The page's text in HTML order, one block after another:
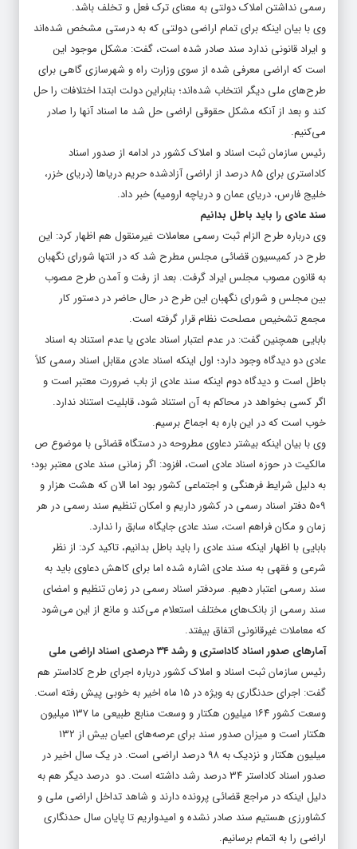
رسمی نداشتن املاک دولتی به معنای ترک فعل و تخلف باشد.
وی با بیان اینکه برای تمام اراضی دولتی که به ‌درستی مشخص شده‌اند
و ایراد قانونی ندارد سند صادر شده است، گفت: مشکل موجود این
است که اراضی معرفی شده از سوی وزارت راه و شهرسازی گاهی برای
طرح‌های ملی دیگر انتخاب شده‌اند؛ بنابراین دولت ابتدا اختلافات را حل
کند و بعد از آنکه مشکل حقوقی اراضی حل شد ما اسناد آنها را صادر
می‌کنیم.
رئیس سازمان ثبت اسناد و املاک کشور در ادامه از صدور اسناد
کاداستری برای ۸۵ درصد از اراضی آزادشده حریم‌ دریاها (دریای خزر،
خلیج فارس، دریای عمان و دریاچه ارومیه) خبر داد.
سند عادی را باید باطل بدانیم
وی درباره طرح الزام ثبت رسمی معاملات غیرمنقول هم اظهار کرد: این
طرح در کمیسیون قضائی مجلس مطرح شد که در انتها شورای نگهبان
به قانون مصوب مجلس ایراد گرفت. بعد از رفت و آمدن طرح مصوب
بین مجلس و شورای نگهبان این طرح در حال حاضر در دستور کار
مجمع تشخیص مصلحت نظام قرار گرفته است.
بابایی همچنین گفت: در عدم اعتبار اسناد عادی یا عدم استناد به اسناد
عادی دو دیدگاه وجود دارد؛ اول اینکه اسناد عادی مقابل اسناد رسمی کلاً
باطل است و دیدگاه دوم اینکه سند عادی از باب ضرورت معتبر است و
اگر کسی بخواهد در محاکم به آن استناد شود، قابلیت استناد ندارد.
خوب است که در این باره به اجماع برسیم.
وی با بیان اینکه بیشتر دعاوی مطروحه در دستگاه قضائی با موضوع ص
مالکیت در حوزه اسناد عادی است، افزود: اگر زمانی سند عادی معتبر بود؛
به دلیل شرایط فرهنگی و اجتماعی کشور بود اما الان که هشت هزار و
۵۰۹ دفتر اسناد رسمی در کشور داریم و امکان تنظیم سند رسمی در هر
زمان و مکان فراهم است، سند عادی جایگاه سابق را ندارد.
بابایی با اظهار اینکه سند عادی را باید باطل بدانیم، تاکید کرد: از نظر
شرعی و فقهی به سند عادی اشاره شده اما برای کاهش دعاوی باید به
سند رسمی اعتبار دهیم. سردفتر اسناد رسمی در زمان تنظیم و امضای
سند رسمی از بانک‌های مختلف استعلام می‌کند و مانع از این می‌شود
که معاملات غیرقانونی اتفاق بیفتد.
آمارهای صدور اسناد کاداستری و رشد ۳۴ درصدی اسناد اراضی ملی
رئیس سازمان ثبت اسناد و املاک کشور درباره اجرای طرح کاداستر هم
گفت: اجرای حدنگاری به ویژه در ۱۵ ماه اخیر به خوبی پیش رفته است.
وسعت کشور ۱۶۴ میلیون هکتار و وسعت منابع طبیعی ما ۱۳۷ میلیون
هکتار است و میزان صدور سند برای عرصه‌های اعیان بیش از ۱۳۲
میلیون هکتار و نزدیک به ۹۸ درصد اراضی است. در یک سال اخیر در
صدور اسناد کاداستر ۳۴ درصد رشد داشته است. دو درصد دیگر هم به
دلیل اینکه در مراجع قضائی پرونده دارند و شاهد تداخل اراضی ملی و
کشاورزی هستیم سند صادر نشده و امیدواریم تا پایان سال حدنگاری
اراضی را به اتمام برسانیم.